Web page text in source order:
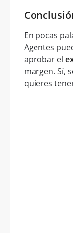
En pocas
Agentes
aprobar el
margen. Sí,
quieres